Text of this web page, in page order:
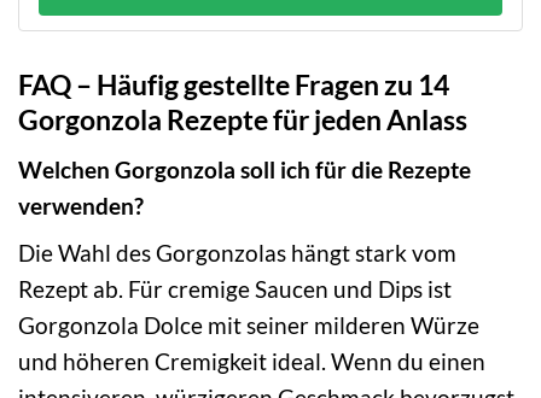
FAQ – Häufig gestellte Fragen zu 14
Gorgonzola Rezepte für jeden Anlass
Welchen Gorgonzola soll ich für die Rezepte
verwenden?
Die Wahl des Gorgonzolas hängt stark vom
Rezept ab. Für cremige Saucen und Dips ist
Gorgonzola Dolce mit seiner milderen Würze
und höheren Cremigkeit ideal. Wenn du einen